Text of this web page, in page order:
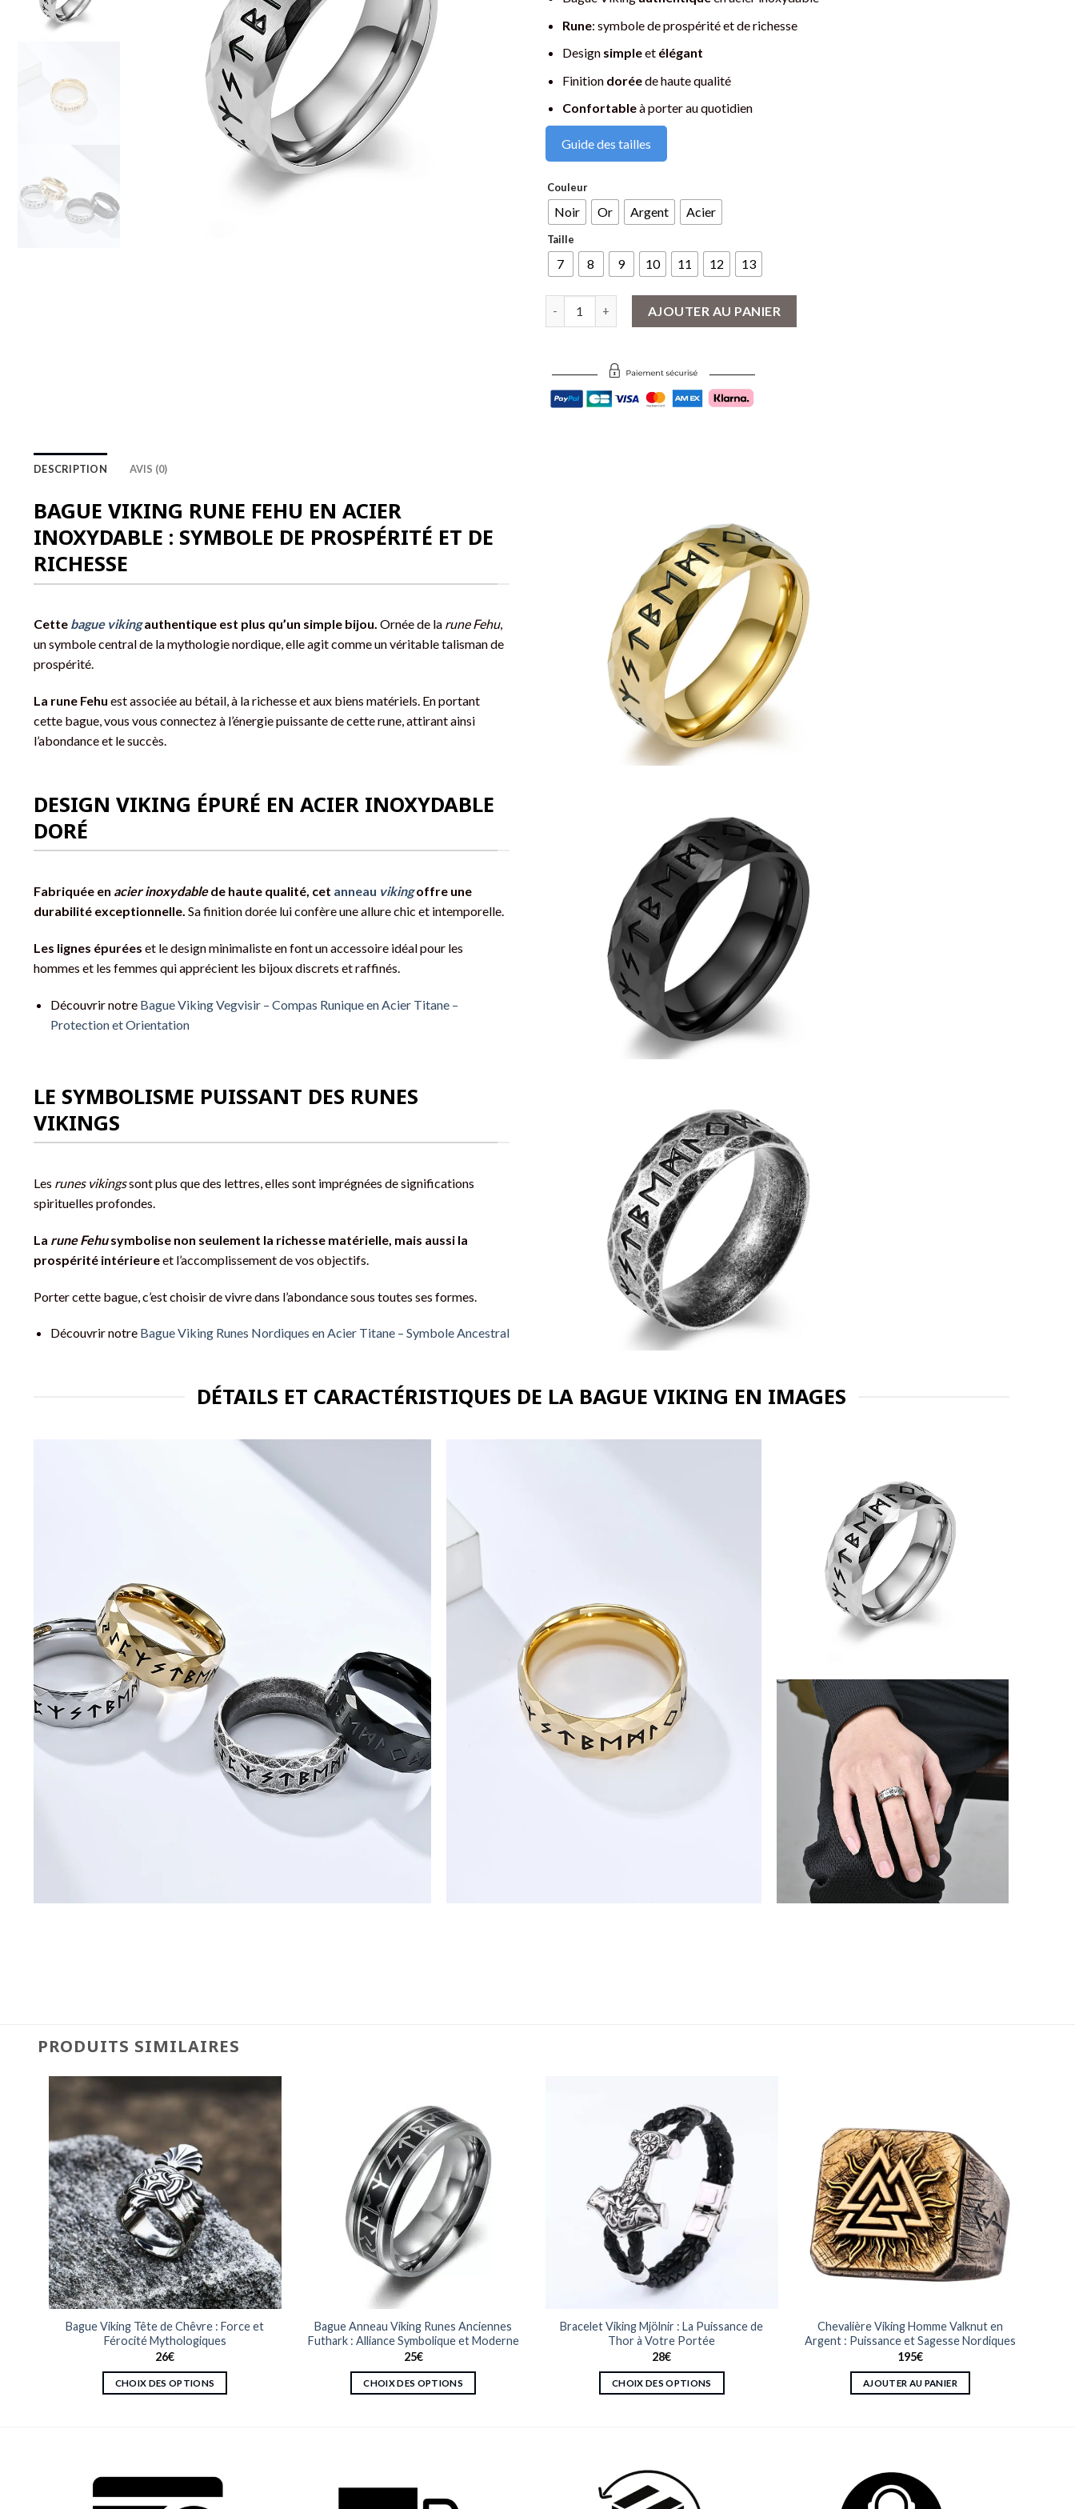
Rune: symbole de prospérité et de richesse
Design simpleet élégant
Finition doréede haute qualité
Confortableà porter au quotidien
Guide des tailles
Couleur
Noir Or Argent Acier
Taille
7 8 9 10 11 12 13
AJOUTER AU PANIER
DESCRIPTION AVIS (0)
BAGUE VIKING RUNE FEHU EN ACIER
INOXYDABLE : SYMBOLE DE PROSPÉRITÉ ET DE
RICHESSE
Cette bague vikingauthentique est plus qu’un simple bijou. Ornée de la rune Fehu,
un symbole central de la mythologie nordique, elle agit comme un véritable talisman de
prospérité.
La rune Fehu est associée au bétail, à la richesse et aux biens matériels. En portant
cette bague, vous vous connectez à l’énergie puissante de cette rune, attirant ainsi
l’abondance et le succès.
DESIGN VIKING ÉPURÉ EN ACIER INOXYDABLE
DORÉ
Fabriquée en acier inoxydablede haute qualité, cet anneau vikingoffre une
durabilité exceptionnelle. Sa finition dorée lui confère une allure chic et intemporelle.
Les lignes épurées et le design minimaliste en font un accessoire idéal pour les
hommes et les femmes qui apprécient les bijoux discrets et raffinés.
Découvrir notre Bague Viking Vegvisir – Compas Runique en Acier Titane –
Protection et Orientation
LE SYMBOLISME PUISSANT DES RUNES
VIKINGS
Les runes vikingssont plus que des lettres, elles sont imprégnées de significations
spirituelles profondes.
La rune Fehusymbolise non seulement la richesse matérielle, mais aussi la
prospérité intérieureet l’accomplissement de vos objectifs.
Porter cette bague, c’est choisir de vivre dans l’abondance sous toutes ses formes.
Découvrir notre Bague Viking Runes Nordiques en Acier Titane – Symbole Ancestral
DÉTAILS ET CARACTÉRISTIQUES DE LA BAGUE VIKING EN IMAGES
PRODUITS SIMILAIRES
Bague Viking Tête de Chêvre : Force et
Férocité Mythologiques
26€
CHOIX DES OPTIONS
variations.
Les
Bague Anneau Viking Runes Anciennes
Futhark : Alliance Symbolique et Moderne
25€
CHOIX DES OPTIONS
Bracelet Viking Mjölnir : La Puissance de
Thor à Votre Portée
28€
CHOIX DES OPTIONS
variations.
Les
Chevalière Viking Homme Valknut en
Argent : Puissance et Sagesse Nordiques
195€
AJOUTER AU PANIER